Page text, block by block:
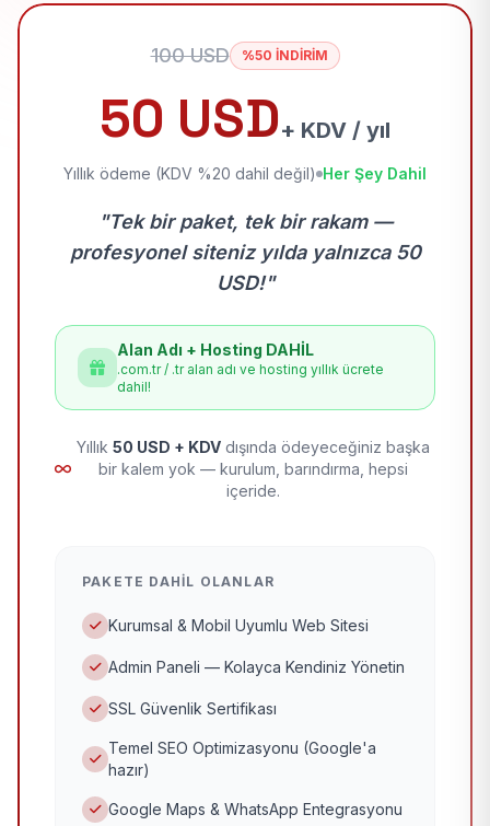
100 USD %50 İNDİRİM
50 USD+ KDV / yıl
Yıllık ödeme (KDV %20 dahil değil) Her Şey Dahil
"Tek bir paket, tek bir rakam —
profesyonel siteniz yılda yalnızca 50
USD!"
Alan Adı + Hosting DAHİL
.com.tr / .tr alan adı ve hosting yıllık ücrete
dahil!
Yıllık 50 USD + KDV dışında ödeyeceğiniz başka
bir kalem yok — kurulum, barındırma, hepsi
içeride.
PAKETE DAHIL OLANLAR
Kurumsal & Mobil Uyumlu Web Sitesi
Admin Paneli — Kolayca Kendiniz Yönetin
SSL Güvenlik Sertifikası
Temel SEO Optimizasyonu (Google'a
hazır)
Google Maps & WhatsApp Entegrasyonu